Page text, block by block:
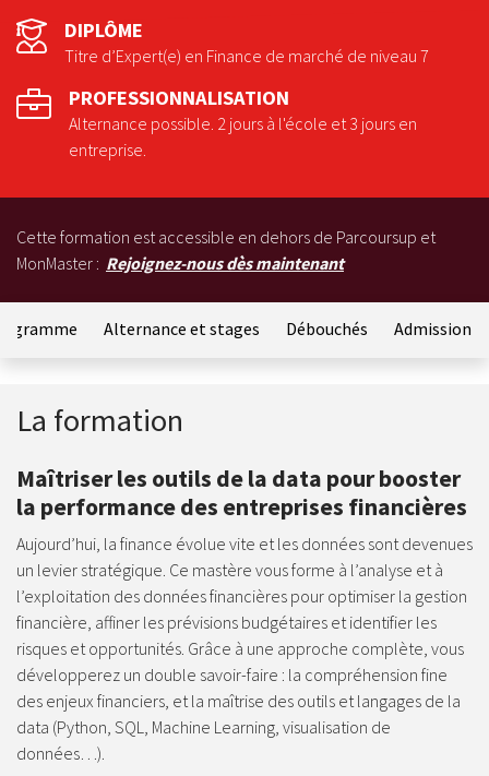
DIPLÔME
Titre d’Expert(e) en Finance de marché de niveau 7
PROFESSIONNALISATION
Alternance possible. 2 jours à l'école et 3 jours en
entreprise.
Cette formation est accessible en dehors de Parcoursup et
MonMaster : Rejoignez-nous dès maintenant
Alternance et stages Débouchés Admission
La formation
Maîtriser les outils de la data pour booster
la performance des entreprises financières
Aujourd’hui, la finance évolue vite et les données sont devenues
un levier stratégique. Ce mastère vous forme à l’analyse et à
l’exploitation des données financières pour optimiser la gestion
financière, affiner les prévisions budgétaires et identifier les
risques et opportunités. Grâce à une approche complète, vous
développerez un double savoir-faire : la compréhension fine
des enjeux financiers, et la maîtrise des outils et langages de la
data (Python, SQL, Machine Learning, visualisation de
données…).